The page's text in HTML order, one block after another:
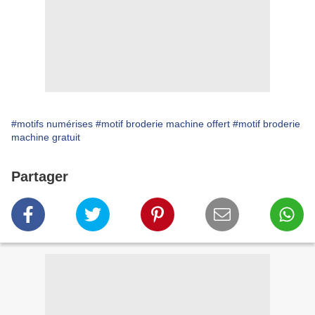
#motifs numérises #motif broderie machine offert #motif broderie
machine gratuit
Partager